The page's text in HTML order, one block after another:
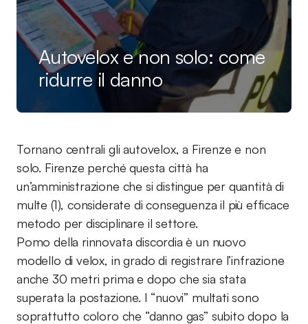
Autovelox e non solo: come
ridurre il danno
Tornano centrali gli autovelox, a Firenze e non
solo. Firenze perché questa città ha
un’amministrazione che si distingue per quantità di
multe (1), considerate di conseguenza il più efficace
metodo per disciplinare il settore.
Pomo della rinnovata discordia è un nuovo
modello di velox, in grado di registrare l’infrazione
anche 30 metri prima e dopo che sia stata
superata la postazione. I “nuovi” multati sono
soprattutto coloro che “danno gas” subito dopo la